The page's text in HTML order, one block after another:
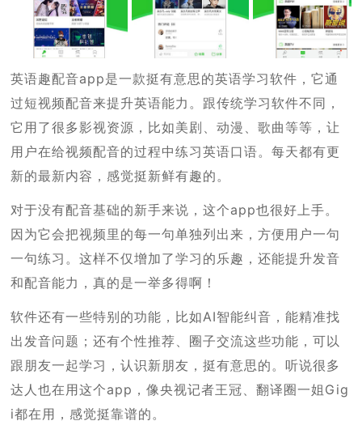
英语趣配音app是一款挺有意思的英语学习软件，它通
过短视频配音来提升英语能力。跟传统学习软件不同，
它用了很多影视资源，比如美剧、动漫、歌曲等等，让
用户在给视频配音的过程中练习英语口语。每天都有更
新的最新内容，感觉挺新鲜有趣的。
对于没有配音基础的新手来说，这个app也很好上手。
因为它会把视频里的每一句单独列出来，方便用户一句
一句练习。这样不仅增加了学习的乐趣，还能提升发音
和配音能力，真的是一举多得啊！
软件还有一些特别的功能，比如AI智能纠音，能精准找
出发音问题；还有个性推荐、圈子交流这些功能，可以
跟朋友一起学习，认识新朋友，挺有意思的。听说很多
达人也在用这个app，像央视记者王冠、翻译圈一姐Gig
i都在用，感觉挺靠谱的。